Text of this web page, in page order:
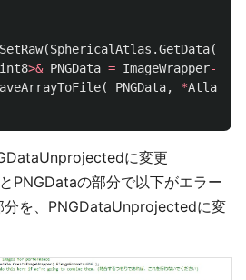
SetRaw(SphericalAtlas .GetData(),
>& PNGData = ImageWrapper->
( PNGData, *
に変更
PNGDataの部分で以下がエラー
分を、PNGDataUnprojectedに変